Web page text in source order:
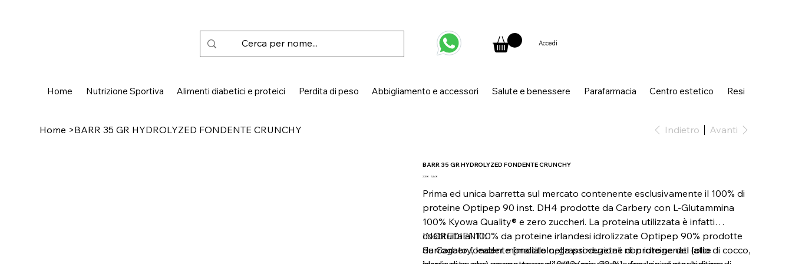
Home Nutrizione Sportiva Alimenti diabetici e proteici Perdita di peso Abbigliamento e accessori Salute e benessere Parafarmacia Centro estetico Resi
Accedi
Home >BARR 35 GR HYDROLYZED FONDENTE CRUNCHY Indietro Avanti
BARR 35 GR HYDROLYZED FONDENTE CRUNCHY
Prezzo
2,30 €
Prezzo
1,84 €
Prima ed unica barretta sul mercato contenente esclusivamente il 100% di
proteine Optipep 90 inst. DH4 prodotte da Carbery con L-Glutammina
100% Kyowa Quality® e zero zuccheri. La proteina utilizzata è infatti
costituita al 100% da proteine irlandesi idrolizzate Optipep 90% prodotte
da Carbery, leader mondiale nella produzione di proteine del latte
INGREDIENTI:
Surrogato fondente [maltitolo, grassi vegetali non idrogenati (olio di cocco,